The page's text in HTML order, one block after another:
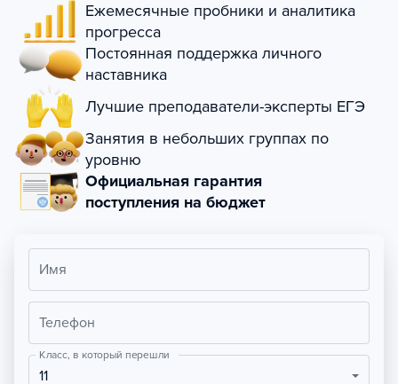
Ежемесячные пробники и аналитика
прогресса
Постоянная поддержка личного
наставника
Лучшие преподаватели-эксперты ЕГЭ
Занятия в небольших группах по
уровню
Официальная гарантия
поступления на бюджет
Имя
Телефон
Класс, в который перешли
11